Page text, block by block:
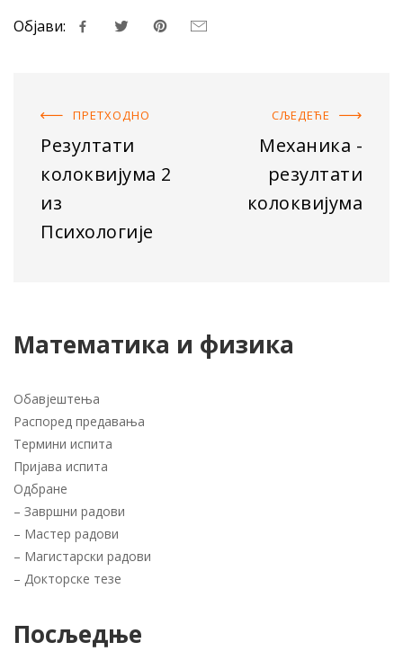
Објави:
ПРЕТХОДНO
Резултати
колоквијума 2
из
Психологије
СЉЕДЕЋE
Механика -
резултати
колоквијума
Математика и физика
Обавјештења
Распоред предавања
Термини испита
Пријава испита
Одбране
– Завршни радови
– Мастер радови
– Магистарски радови
– Докторске тезе
Посљедње